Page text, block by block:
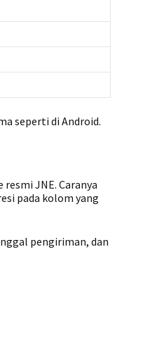
seperti di Android.
JNE. Caranya
pada kolom yang
pengiriman, dan